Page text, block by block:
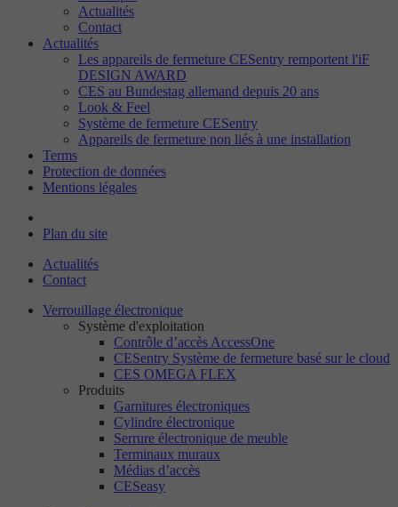
Actualités
Contact
Actualités
Les appareils de fermeture CESentry remportent l'iF
DESIGN AWARD
CES au Bundestag allemand depuis 20 ans
Look & Feel
Système de fermeture CESentry
Appareils de fermeture non liés à une installation
Terms
Protection de données
Mentions légales
Plan du site
Actualités
Contact
Verrouillage électronique
Système d'exploitation
Contrôle d’accès AccessOne
CESentry Système de fermeture basé sur le cloud
CES OMEGA FLEX
Produits
Garnitures électroniques
Cylindre électronique
Serrure électronique de meuble
Terminaux muraux
Médias d’accès
CESeasy